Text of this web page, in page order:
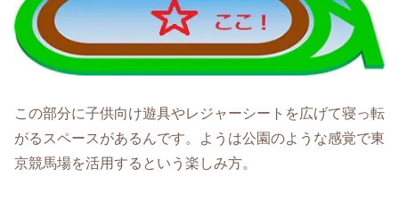
この部分に子供向け遊具やレジャーシートを広げて寝っ転
がるスペースがあるんです。ようは公園のような感覚で東
京競馬場を活用するという楽しみ方。